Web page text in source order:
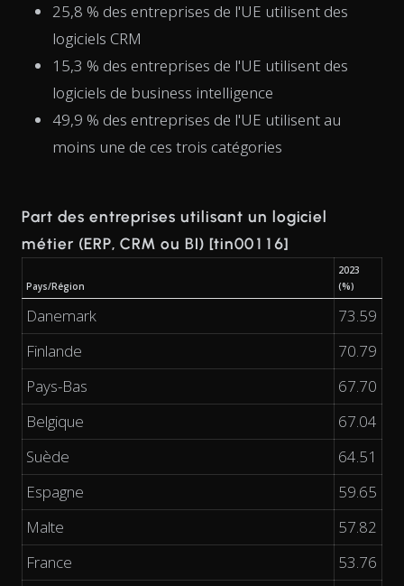
25,8 % des entreprises de l'UE utilisent des
logiciels CRM
15,3 % des entreprises de l'UE utilisent des
logiciels de business intelligence
49,9 % des entreprises de l'UE utilisent au
moins une de ces trois catégories
Part des entreprises utilisant un logiciel
métier (ERP, CRM ou BI) [tin00116]
Pays/Région
2023
(%)
Danemark
73.59
Finlande
70.79
Pays-Bas
67.70
Belgique
67.04
Suède
64.51
Espagne
59.65
Malte
57.82
France
53.76